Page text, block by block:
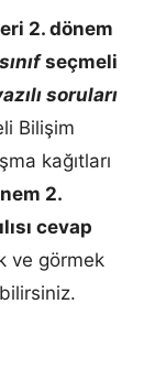
2. dönem
sınıfseçmeli
soruları
Bilişim
kağıtları
2.
cevap
ve görmek